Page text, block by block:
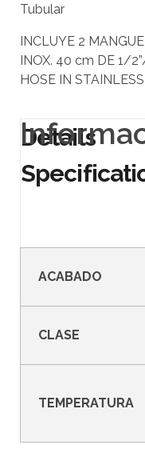
Tubular
INCLUYE 2
INOX. 40 cm DE 1/
HOSE IN
ACABADO
CLASE
TEMPERATURA